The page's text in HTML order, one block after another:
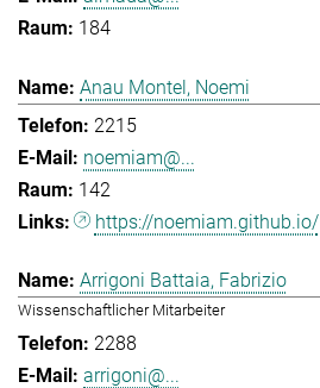
184
Anau Montel, Noemi
2215
noemiam@...
142
https://noemiam.github.io/
Arrigoni Battaia, Fabrizio
Wissenschaftlicher Mitarbeiter
2288
arrigoni@...